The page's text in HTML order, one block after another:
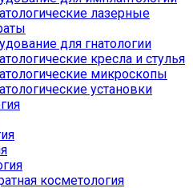
лазерные
для гнатологии
кресла и стулья
микроскопы
установки
косметология